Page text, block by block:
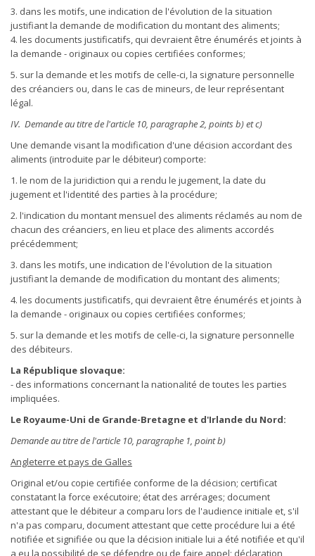
3. dans les motifs, une indication de l'évolution de la situation
justifiant la demande de modification du montant des aliments;
4. les documents justificatifs, qui devraient être énumérés et joints à
la demande - originaux ou copies certifiées conformes;
5. sur la demande et les motifs de celle-ci, la signature personnelle
des créanciers ou, dans le cas de mineurs, de leur représentant
légal.
IV. Demande au titre de l'article 10, paragraphe 2, points b) et c)
Une demande visant la modification d'une décision accordant des
aliments (introduite par le débiteur) comporte:
1. le nom de la juridiction qui a rendu le jugement, la date du
jugement et l'identité des parties à la procédure;
2. l'indication du montant mensuel des aliments réclamés au nom de
chacun des créanciers, en lieu et place des aliments accordés
précédemment;
3. dans les motifs, une indication de l'évolution de la situation
justifiant la demande de modification du montant des aliments;
4. les documents justificatifs, qui devraient être énumérés et joints à
la demande - originaux ou copies certifiées conformes;
5. sur la demande et les motifs de celle-ci, la signature personnelle
des débiteurs.
La République slovaque:
- des informations concernant la nationalité de toutes les parties
impliquées.
Le Royaume-Uni de Grande-Bretagne et d'Irlande du Nord:
Demande au titre de l'article 10, paragraphe 1, point b)
Angleterre et pays de Galles
Original et/ou copie certifiée conforme de la décision; certificat
constatant la force exécutoire; état des arrérages; document
attestant que le débiteur a comparu lors de l'audience initiale et, s'il
n'a pas comparu, document attestant que cette procédure lui a été
notifiée et signifiée ou que la décision initiale lui a été notifiée et qu'il
a eu la possibilité de se défendre ou de faire appel; déclaration